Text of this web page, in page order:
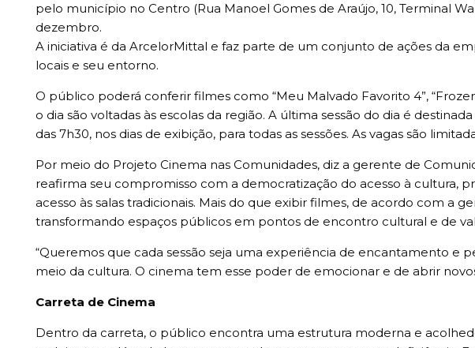
pelo município no Centro (Rua Manoel Gomes de Araújo, 10, Terminal
dezembro.
A iniciativa é da ArcelorMittal e faz parte de um conjunto de ações da
locais e seu entorno.
O público poderá conferir filmes como “Meu Malvado Favorito 4”, “Frozen
o dia são voltadas às escolas da região. A última sessão do dia é
das 7h30, nos dias de exibição, para todas as sessões. As vagas são
Por meio do Projeto Cinema nas Comunidades, diz a gerente de
reafirma seu compromisso com a democratização do acesso à
acesso às salas tradicionais. Mais do que exibir filmes, de acordo com
transformando espaços públicos em pontos de encontro cultural e de
“Queremos que cada sessão seja uma experiência de encantamento e
meio da cultura. O cinema tem esse poder de emocionar e de abrir
Carreta de Cinema
Dentro da carreta, o público encontra uma estrutura moderna e